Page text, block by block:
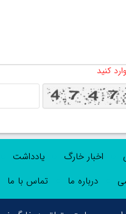
کنید
اخبار خارگ یادداشت
درباره ما تماس با ما